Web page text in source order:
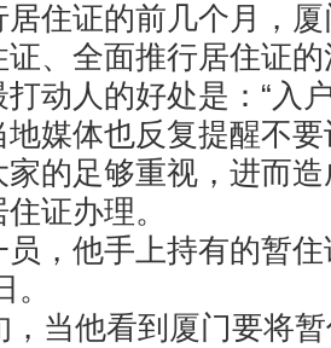
住证的前几个月，
、全面推行居住证
动人的好处是：“入
媒体也反复提醒不要
的足够重视，进而
证办理。
员，他手上持有的暂
，当他看到厦门要将